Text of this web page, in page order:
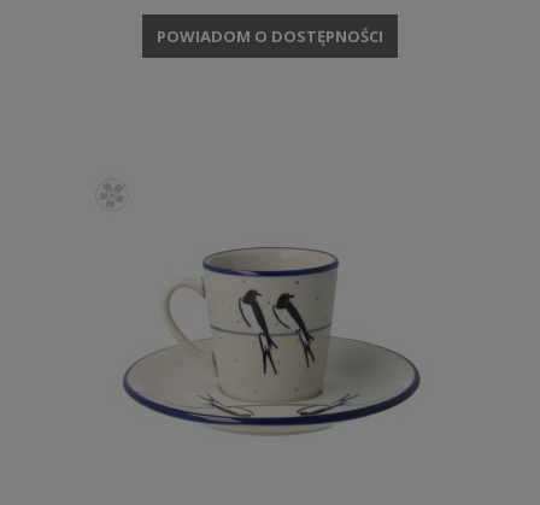
POWIADOM O DOSTĘPNOŚCI